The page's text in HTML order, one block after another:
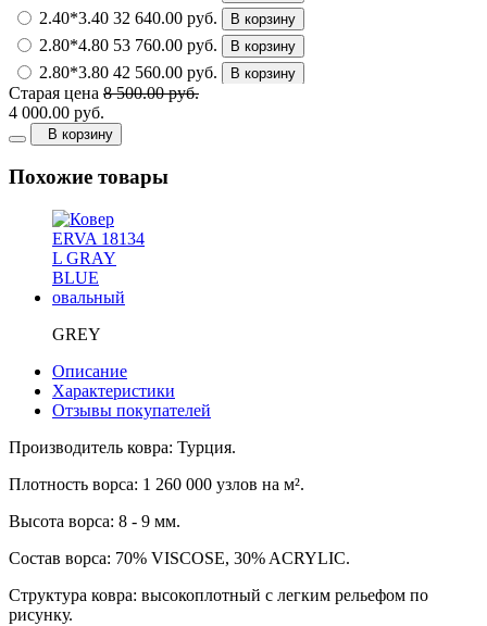
2.40*3.40 32 640.00 руб. В корзину
2.80*4.80 53 760.00 руб. В корзину
2.80*3.80 42 560.00 руб. В корзину
3.00*5.00 60 000.00 руб.
3.00*4.00 48 000.00 руб.
4.00*5.00 80 000.00 руб.
4.00*6.00
Старая цена 8 500.00 руб.
4 000.00 руб.
В корзину
Похожие товары
GREY
Описание
Характеристики
Отзывы покупателей
Производитель ковра: Турция.
Плотность ворса: 1 260 000 узлов на м².
Высота ворса: 8 - 9 мм.
Состав ворса: 70% VISCOSE, 30% ACRYLIC.
Структура ковра: высокоплотный c легким рельефом по
рисунку.